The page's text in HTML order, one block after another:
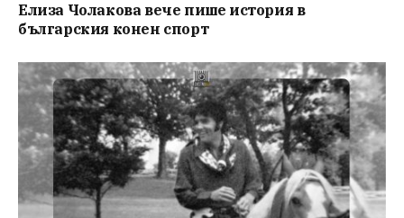
Елиза Чолакова вече пише история в
българския конен спорт